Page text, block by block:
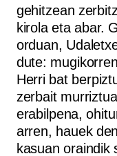
gehitzean
kirola eta abar.
orduan,
dute:
Herri bat
zerbait
erabilpena,
arren, hauek
kasuan oraindik